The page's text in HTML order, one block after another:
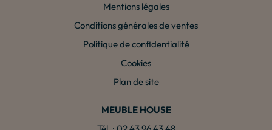
Mentions légales
Conditions générales de ventes
Politique de confidentialité
Cookies
Plan de site
MEUBLE HOUSE